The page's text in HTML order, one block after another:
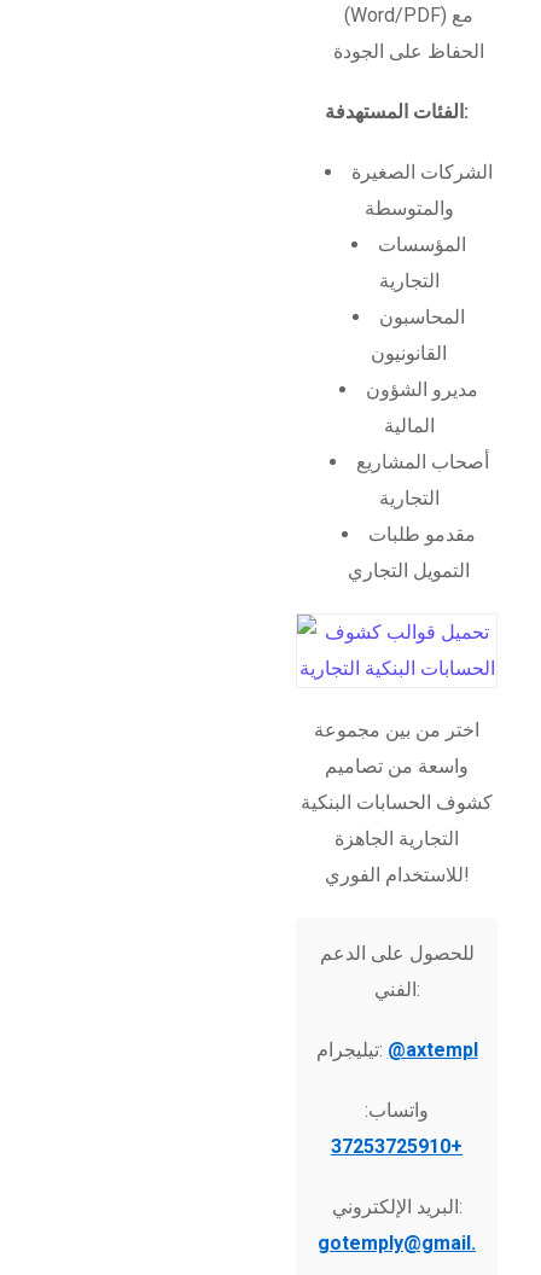
(Word/PDF) مع
الحفاظ على الجودة
الفئات المستهدفة:
الشركات الصغيرة
والمتوسطة
المؤسسات
التجارية
المحاسبون
القانونيون
مديرو الشؤون
المالية
أصحاب المشاريع
التجارية
مقدمو طلبات
التمويل التجاري
اختر من بين مجموعة
واسعة من تصاميم
كشوف الحسابات البنكية
التجارية الجاهزة
للاستخدام الفوري!
للحصول على الدعم
الفني:
تيليجرام: @axtempl
واتساب:
+37253725910
البريد الإلكتروني:
gotemply@gmail.